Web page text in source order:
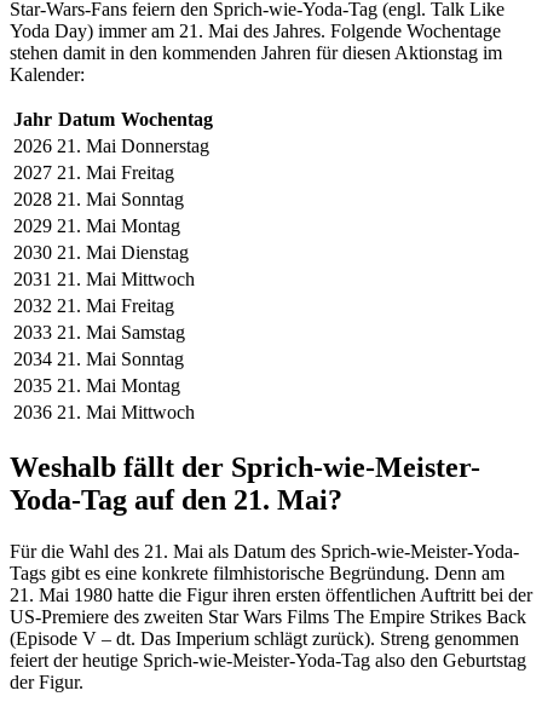
Star-Wars-Fans feiern den Sprich-wie-Yoda-Tag (engl. Talk Like
Yoda Day) immer am 21. Mai des Jahres. Folgende Wochentage
stehen damit in den kommenden Jahren für diesen Aktionstag im
Kalender:
Jahr Datum Wochentag
2026 21. Mai Donnerstag
2027 21. Mai Freitag
2028 21. Mai Sonntag
2029 21. Mai Montag
2030 21. Mai Dienstag
2031 21. Mai Mittwoch
2032 21. Mai Freitag
2033 21. Mai Samstag
2034 21. Mai Sonntag
2035 21. Mai Montag
2036 21. Mai Mittwoch
Weshalb fällt der Sprich-wie-Meister-
Yoda-Tag auf den 21. Mai?
Für die Wahl des 21. Mai als Datum des Sprich-wie-Meister-Yoda-
Tags gibt es eine konkrete filmhistorische Begründung. Denn am
21. Mai 1980 hatte die Figur ihren ersten öffentlichen Auftritt bei der
US-Premiere des zweiten Star Wars Films The Empire Strikes Back
(Episode V – dt. Das Imperium schlägt zurück). Streng genommen
feiert der heutige Sprich-wie-Meister-Yoda-Tag also den Geburtstag
der Figur.